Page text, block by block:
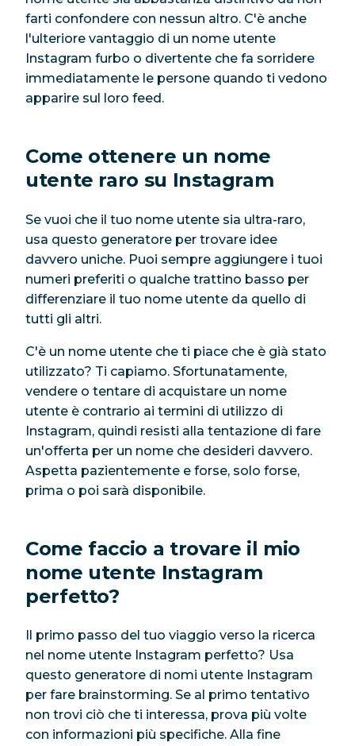
farti confondere con nessun altro. C'è anche
l'ulteriore vantaggio di un nome utente
Instagram furbo o divertente che fa sorridere
immediatamente le persone quando ti vedono
apparire sul loro feed.
Come ottenere un nome
utente raro su Instagram
Se vuoi che il tuo nome utente sia ultra-raro,
usa questo generatore per trovare idee
davvero uniche. Puoi sempre aggiungere i tuoi
numeri preferiti o qualche trattino basso per
differenziare il tuo nome utente da quello di
tutti gli altri.
C'è un nome utente che ti piace che è già stato
utilizzato? Ti capiamo. Sfortunatamente,
vendere o tentare di acquistare un nome
utente è contrario ai termini di utilizzo di
Instagram, quindi resisti alla tentazione di fare
un'offerta per un nome che desideri davvero.
Aspetta pazientemente e forse, solo forse,
prima o poi sarà disponibile.
Come faccio a trovare il mio
nome utente Instagram
perfetto?
Il primo passo del tuo viaggio verso la ricerca
nel nome utente Instagram perfetto? Usa
questo generatore di nomi utente Instagram
per fare brainstorming. Se al primo tentativo
non trovi ciò che ti interessa, prova più volte
con informazioni più specifiche. Alla fine